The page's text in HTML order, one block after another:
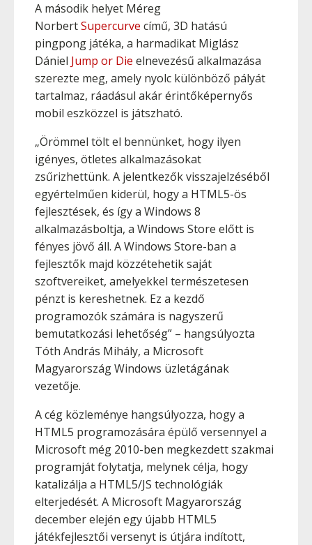
A második helyet Méreg
NorbertSupercurve című, 3D hatású
pingpong játéka, a harmadikat Miglász
Dániel Jump or Die elnevezésű alkalmazása
szerezte meg, amely nyolc különböző pályát
tartalmaz, ráadásul akár érintőképernyős
mobil eszközzel is játszható.
„Örömmel tölt el bennünket, hogy ilyen
igényes, ötletes alkalmazásokat
zsűrizhettünk. A jelentkezők visszajelzéséből
egyértelműen kiderül, hogy a HTML5-ös
fejlesztések, és így a Windows 8
alkalmazásboltja, a Windows Store előtt is
fényes jövő áll. A Windows Store-ban a
fejlesztők majd közzétehetik saját
szoftvereiket, amelyekkel természetesen
pénzt is kereshetnek. Ez a kezdő
programozók számára is nagyszerű
bemutatkozási lehetőség” – hangsúlyozta
Tóth András Mihály, a Microsoft
Magyarország Windows üzletágának
vezetője.
A cég közleménye hangsúlyozza, hogy a
HTML5 programozására épülő versennyel a
Microsoft még 2010-ben megkezdett szakmai
programját folytatja, melynek célja, hogy
katalizálja a HTML5/JS technológiák
elterjedését. A Microsoft Magyarország
december elején egy újabb HTML5
játékfejlesztői versenyt is útjára indított,